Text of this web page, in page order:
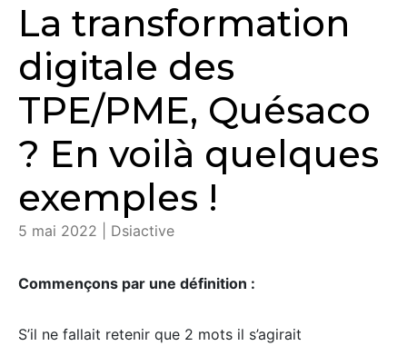
La transformation
digitale des
TPE/PME, Quésaco
? En voilà quelques
exemples !
5 mai 2022 | Dsiactive
Commençons par une définition :
S’il ne fallait retenir que 2 mots il s’agirait